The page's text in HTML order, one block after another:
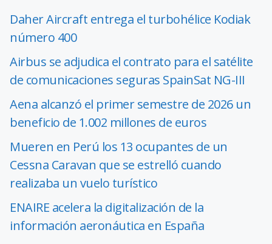
Daher Aircraft entrega el turbohélice Kodiak
número 400
Airbus se adjudica el contrato para el satélite
de comunicaciones seguras SpainSat NG-III
Aena alcanzó el primer semestre de 2026 un
beneficio de 1.002 millones de euros
Mueren en Perú los 13 ocupantes de un
Cessna Caravan que se estrelló cuando
realizaba un vuelo turístico
ENAIRE acelera la digitalización de la
información aeronáutica en España